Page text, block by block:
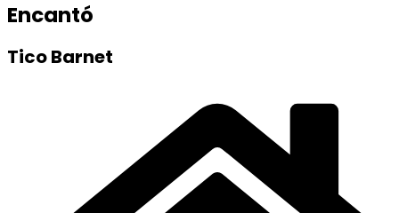
Encantó
Tico Barnet